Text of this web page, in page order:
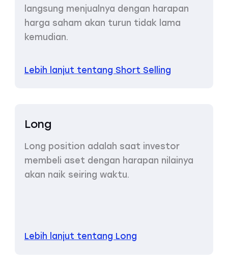
langsung menjualnya dengan harapan
harga saham akan turun tidak lama
kemudian.
Lebih lanjut tentang Short Selling
Long
Long position adalah saat investor
membeli aset dengan harapan nilainya
akan naik seiring waktu.
Lebih lanjut tentang Long